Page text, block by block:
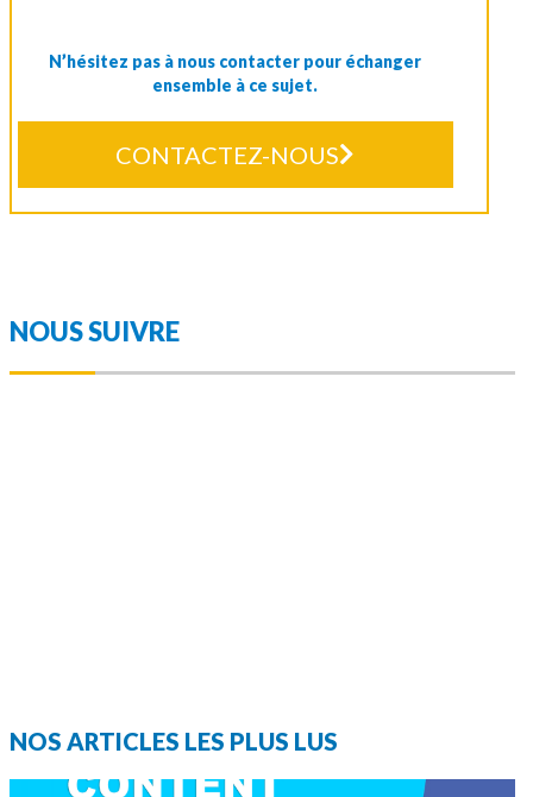
N’hésitez pas à nous contacter pour échanger
ensemble à ce sujet.
CONTACTEZ-NOUS
NOUS SUIVRE
NOS ARTICLES LES PLUS LUS